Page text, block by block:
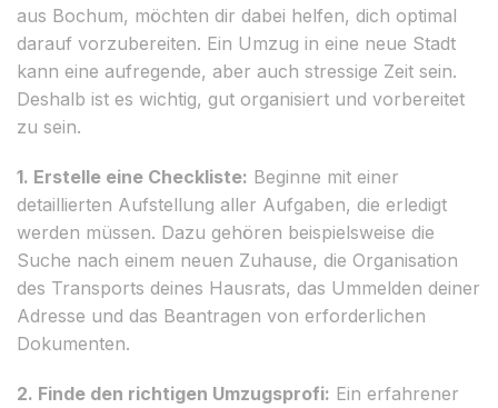
aus Bochum, möchten dir dabei helfen, dich optimal
darauf vorzubereiten. Ein Umzug in eine neue Stadt
kann eine aufregende, aber auch stressige Zeit sein.
Deshalb ist es wichtig, gut organisiert und vorbereitet
zu sein.
1. Erstelle eine Checkliste: Beginne mit einer
detaillierten Aufstellung aller Aufgaben, die erledigt
werden müssen. Dazu gehören beispielsweise die
Suche nach einem neuen Zuhause, die Organisation
des Transports deines Hausrats, das Ummelden deiner
Adresse und das Beantragen von erforderlichen
Dokumenten.
2. Finde den richtigen Umzugsprofi: Ein erfahrener